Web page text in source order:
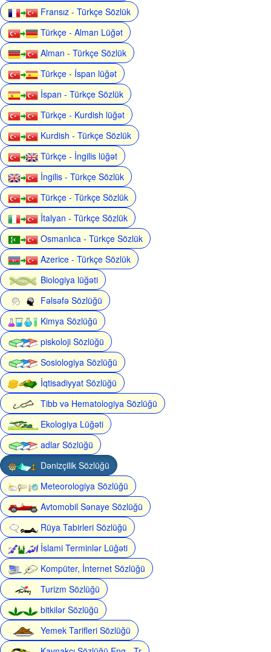
Fransız - Türkçe Sözlük
Türkçe - Alman Lüğət
Alman - Türkçe Sözlük
Türkçe - İspan lüğət
İspan - Türkçe Sözlük
Türkçe - Kurdish lüğət
Kurdish - Türkçe Sözlük
Türkçe - İngilis lüğət
İngilis - Türkçe Sözlük
Türkçe - Türkçe Sözlük
İtalyan - Türkçe Sözlük
Osmanlıca - Türkçe Sözlük
Azerice - Türkçe Sözlük
Biologiya lüğəti
Fəlsəfə Sözlüğü
Kimya Sözlüğü
piskoloji Sözlüğü
Sosiologiya Sözlüğü
İqtisadiyyat Sözlüğü
Tibb və Hematologiya Sözlüğü
Ekologiya Lüğəti
adlar Sözlüğü
Dənizçilik Sözlüğü
Meteorologiya Sözlüğü
Avtomobil Sənaye Sözlüğü
Rüya Tabirleri Sözlüğü
İslami Terminlər Lüğəti
Kompüter, İnternet Sözlüğü
Turizm Sözlüğü
bitkilər Sözlüğü
Yemek Tarifleri Sözlüğü